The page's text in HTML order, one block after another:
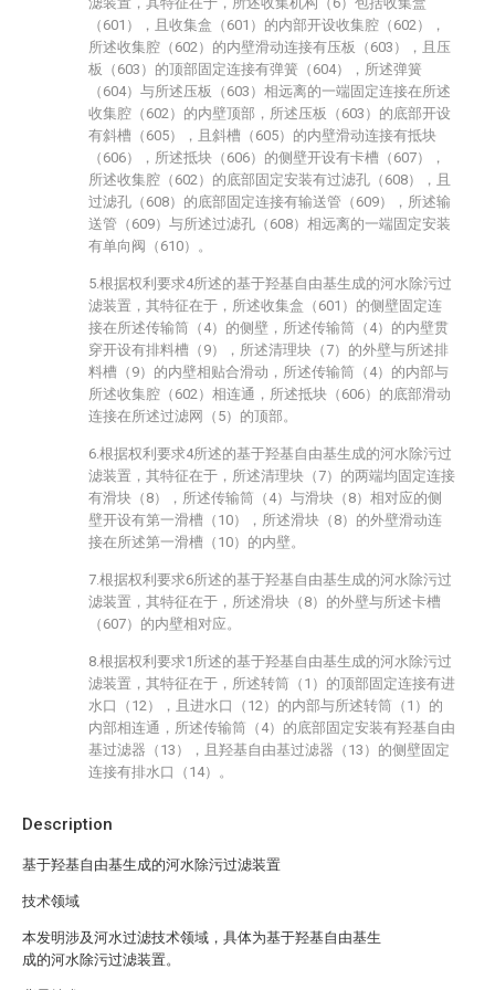
Description
基于羟基自由基生成的河水除污过滤装置
技术领域
本发明涉及河水过滤技术领域，具体为基于羟基自由基生
成的河水除污过滤装置。
（601），且收集盒（601）的内部开设收集腔（602），
所述收集腔（602）的内壁滑动连接有压板（603），且压
板（603）的顶部固定连接有弹簧（604），所述弹簧
（604）与所述压板（603）相远离的一端固定连接在所述
收集腔（602）的内壁顶部，所述压板（603）的底部开设
有斜槽（605），且斜槽（605）的内壁滑动连接有抵块
（606），所述抵块（606）的侧壁开设有卡槽（607），
所述收集腔（602）的底部固定安装有过滤孔（608），且
过滤孔（608）的底部固定连接有输送管（609），所述输
送管（609）与所述过滤孔（608）相远离的一端固定安装
有单向阀（610）。
5.根据权利要求4所述的基于羟基自由基生成的河水除污过
滤装置，其特征在于，所述收集盒（601）的侧壁固定连
接在所述传输筒（4）的侧壁，所述传输筒（4）的内壁贯
穿开设有排料槽（9），所述清理块（7）的外壁与所述排
料槽（9）的内壁相贴合滑动，所述传输筒（4）的内部与
所述收集腔（602）相连通，所述抵块（606）的底部滑动
连接在所述过滤网（5）的顶部。
6.根据权利要求4所述的基于羟基自由基生成的河水除污过
滤装置，其特征在于，所述清理块（7）的两端均固定连接
有滑块（8），所述传输筒（4）与滑块（8）相对应的侧
壁开设有第一滑槽（10），所述滑块（8）的外壁滑动连
接在所述第一滑槽（10）的内壁。
7.根据权利要求6所述的基于羟基自由基生成的河水除污过
滤装置，其特征在于，所述滑块（8）的外壁与所述卡槽
（607）的内壁相对应。
8.根据权利要求1所述的基于羟基自由基生成的河水除污过
滤装置，其特征在于，所述转筒（1）的顶部固定连接有进
水口（12），且进水口（12）的内部与所述转筒（1）的
内部相连通，所述传输筒（4）的底部固定安装有羟基自由
基过滤器（13），且羟基自由基过滤器（13）的侧壁固定
连接有排水口（14）。